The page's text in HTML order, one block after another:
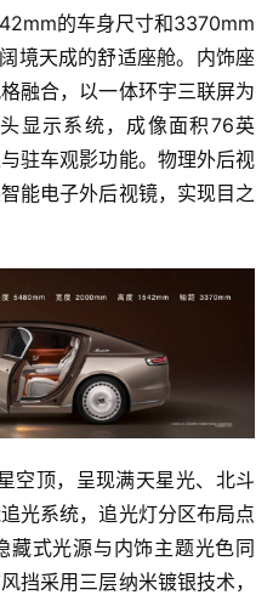
的车身尺寸和3370mm
境天成的舒适座舱。内饰座
融合，以一体环宇三联屏为
显示系统，成像面积76英
驻车观影功能。物理外后视
能电子外后视镜，实现目之
空顶，呈现满天星光、北斗
光系统，追光灯分区布局点
藏式光源与内饰主题光色同
挡采用三层纳米镀银技术，